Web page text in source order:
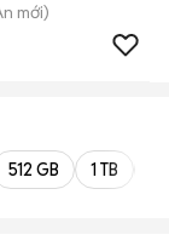
mới)
512 GB 1 TB